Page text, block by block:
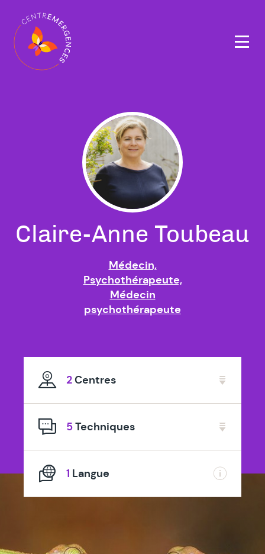
Claire-Anne Toubeau
Médecin,
Psychothérapeute,
Médecin
psychothérapeute
2Centres
5Techniques
1 Langue
Navigation
principale